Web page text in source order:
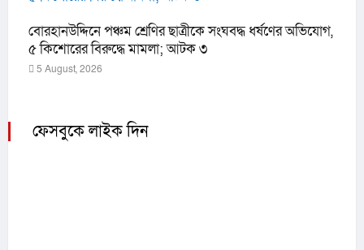
বোরহানউদ্দিনে পঞ্চম শ্রেণির ছাত্রীকে সংঘবদ্ধ ধর্ষণের অভিযোগ,
৫ কিশোরের বিরুদ্ধে মামলা; আটক ৩
5 August, 2026
ফেসবুকে লাইক দিন